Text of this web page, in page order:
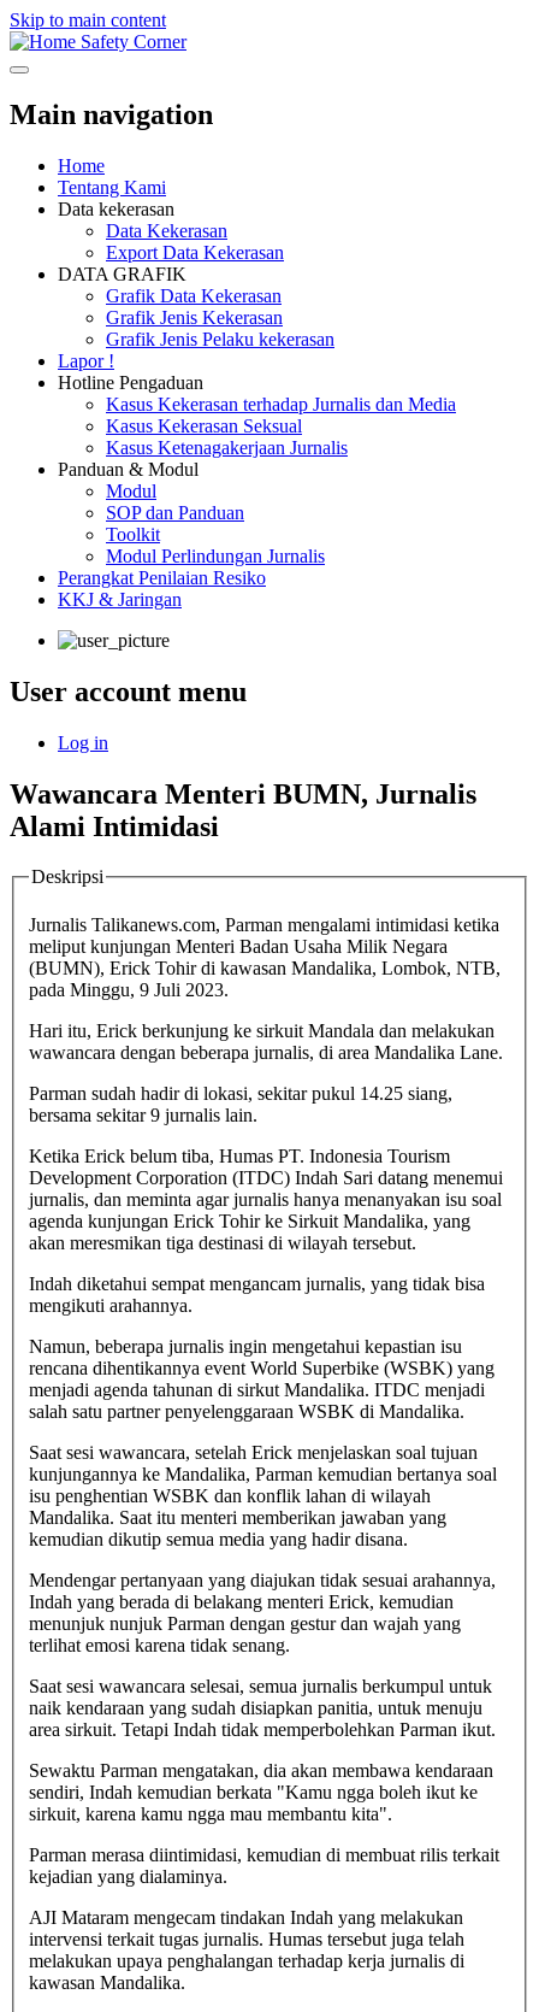
Skip to main content
Safety Corner
Main navigation
Home
Tentang Kami
Data kekerasan
Data Kekerasan
Export Data Kekerasan
DATA GRAFIK
Grafik Data Kekerasan
Grafik Jenis Kekerasan
Grafik Jenis Pelaku kekerasan
Lapor !
Hotline Pengaduan
Kasus Kekerasan terhadap Jurnalis dan Media
Kasus Kekerasan Seksual
Kasus Ketenagakerjaan Jurnalis
Panduan & Modul
Modul
SOP dan Panduan
Toolkit
Modul Perlindungan Jurnalis
Perangkat Penilaian Resiko
KKJ & Jaringan
User account menu
Log in
Wawancara Menteri BUMN, Jurnalis
Alami Intimidasi
Deskripsi
Jurnalis Talikanews.com, Parman mengalami intimidasi ketika
meliput kunjungan Menteri Badan Usaha Milik Negara
(BUMN), Erick Tohir di kawasan Mandalika, Lombok, NTB,
pada Minggu, 9 Juli 2023.
Hari itu, Erick berkunjung ke sirkuit Mandala dan melakukan
wawancara dengan beberapa jurnalis, di area Mandalika Lane.
Parman sudah hadir di lokasi, sekitar pukul 14.25 siang,
bersama sekitar 9 jurnalis lain.
Ketika Erick belum tiba, Humas PT. Indonesia Tourism
Development Corporation (ITDC) Indah Sari datang menemui
jurnalis, dan meminta agar jurnalis hanya menanyakan isu soal
agenda kunjungan Erick Tohir ke Sirkuit Mandalika, yang
akan meresmikan tiga destinasi di wilayah tersebut.
Indah diketahui sempat mengancam jurnalis, yang tidak bisa
mengikuti arahannya.
Namun, beberapa jurnalis ingin mengetahui kepastian isu
rencana dihentikannya event World Superbike (WSBK) yang
menjadi agenda tahunan di sirkut Mandalika. ITDC menjadi
salah satu partner penyelenggaraan WSBK di Mandalika.
Saat sesi wawancara, setelah Erick menjelaskan soal tujuan
kunjungannya ke Mandalika, Parman kemudian bertanya soal
isu penghentian WSBK dan konflik lahan di wilayah
Mandalika. Saat itu menteri memberikan jawaban yang
kemudian dikutip semua media yang hadir disana.
Mendengar pertanyaan yang diajukan tidak sesuai arahannya,
Indah yang berada di belakang menteri Erick, kemudian
menunjuk nunjuk Parman dengan gestur dan wajah yang
terlihat emosi karena tidak senang.
Saat sesi wawancara selesai, semua jurnalis berkumpul untuk
naik kendaraan yang sudah disiapkan panitia, untuk menuju
area sirkuit. Tetapi Indah tidak memperbolehkan Parman ikut.
Sewaktu Parman mengatakan, dia akan membawa kendaraan
sendiri, Indah kemudian berkata "Kamu ngga boleh ikut ke
sirkuit, karena kamu ngga mau membantu kita".
Parman merasa diintimidasi, kemudian di membuat rilis terkait
kejadian yang dialaminya.
AJI Mataram mengecam tindakan Indah yang melakukan
intervensi terkait tugas jurnalis. Humas tersebut juga telah
melakukan upaya penghalangan terhadap kerja jurnalis di
kawasan Mandalika.